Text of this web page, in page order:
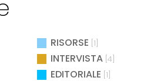
RISORSE [1]
INTERVISTA [4]
EDITORIALE [1]